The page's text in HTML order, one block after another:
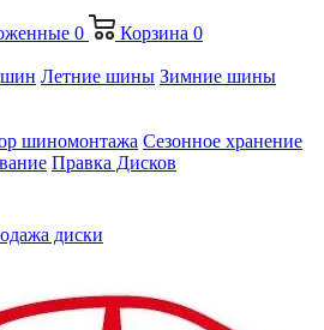
0 Корзина 0
шин Летние шины Зимние шины
шиномонтажа Сезонное хранение
Правка Дисков
диски